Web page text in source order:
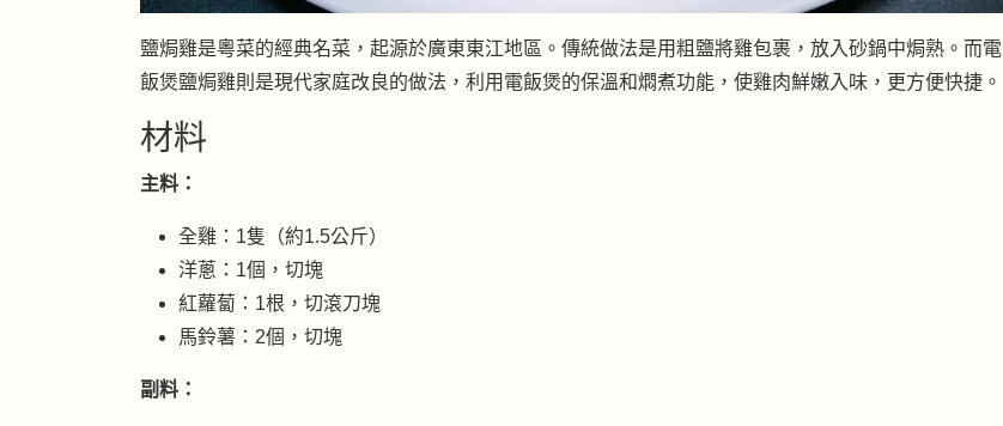
鹽焗雞是粵菜的經典名菜，起源於廣東東江地區。傳統做法是用粗鹽將雞包裹，放入砂鍋中焗熟。而電
飯煲鹽焗雞則是現代家庭改良的做法，利用電飯煲的保溫和燜煮功能，使雞肉鮮嫩入味，更方便快捷。
材料
主料：
全雞：1隻（約1.5公斤）
洋蔥：1個，切塊
紅蘿蔔：1根，切滾刀塊
馬鈴薯：2個，切塊
副料：